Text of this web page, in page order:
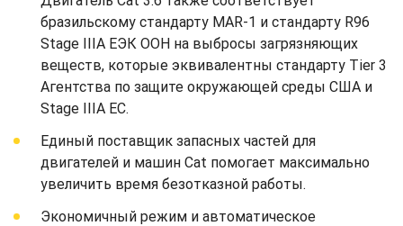
бразильскому стандарту MAR-1 и стандарту R96
Stage IIIA ЕЭК ООН на выбросы загрязняющих
веществ, которые эквивалентны стандарту Tier 3
Агентства по защите окружающей среды США и
Stage IIIA ЕС.
Единый поставщик запасных частей для
двигателей и машин Cat помогает максимально
увеличить время безотказной работы.
Экономичный режим и автоматическое